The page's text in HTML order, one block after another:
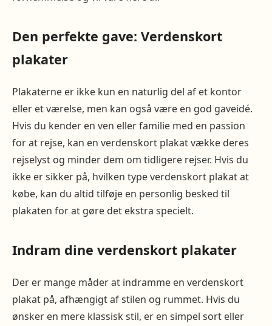
Den perfekte gave: Verdenskort
plakater
Plakaterne er ikke kun en naturlig del af et kontor
eller et værelse, men kan også være en god gaveidé.
Hvis du kender en ven eller familie med en passion
for at rejse, kan en verdenskort plakat vække deres
rejselyst og minder dem om tidligere rejser. Hvis du
ikke er sikker på, hvilken type verdenskort plakat at
købe, kan du altid tilføje en personlig besked til
plakaten for at gøre det ekstra specielt.
Indram dine verdenskort plakater
Der er mange måder at indramme en verdenskort
plakat på, afhængigt af stilen og rummet. Hvis du
ønsker en mere klassisk stil, er en simpel sort eller